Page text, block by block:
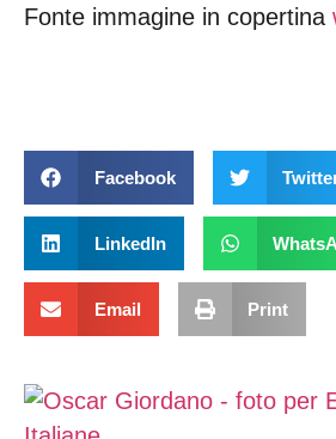
Fonte immagine in copertina
Facebook
LinkedIn
Email Print